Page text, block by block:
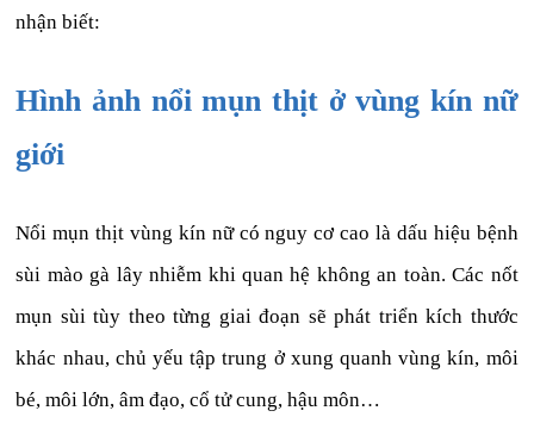
nhận biết:
Hình ảnh nổi mụn thịt ở vùng kín nữ
giới
Nổi mụn thịt vùng kín nữ có nguy cơ cao là dấu hiệu bệnh
sùi mào gà lây nhiễm khi quan hệ không an toàn. Các nốt
mụn sùi tùy theo từng giai đoạn sẽ phát triển kích thước
khác nhau, chủ yếu tập trung ở xung quanh vùng kín, môi
bé, môi lớn, âm đạo, cổ tử cung, hậu môn…